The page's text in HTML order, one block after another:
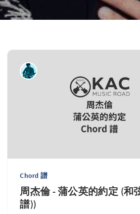
Chord 譜
周杰倫 - 蒲公英的約定 (和
譜))